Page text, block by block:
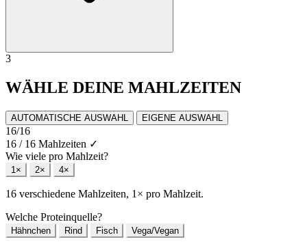
3
WÄHLE DEINE MAHLZEITEN
AUTOMATISCHE AUSWAHL EIGENE AUSWAHL
16/16
16 / 16 Mahlzeiten ✓
Wie viele pro Mahlzeit?
1× 2× 4×
16 verschiedene Mahlzeiten, 1× pro Mahlzeit.
Welche Proteinquelle?
Hähnchen Rind Fisch Vega/Vegan